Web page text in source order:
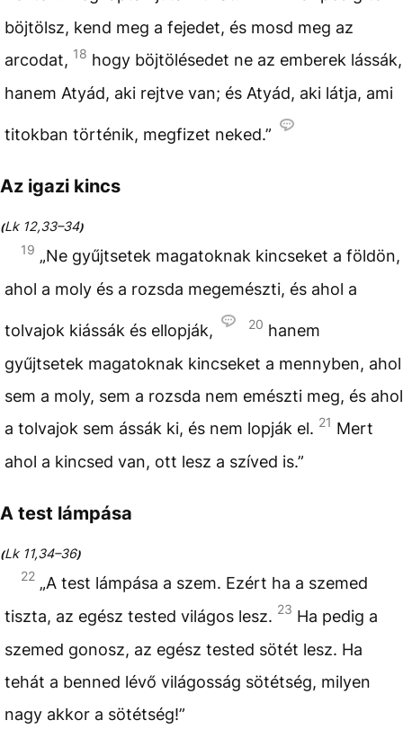
böjtölsz, kend meg a fejedet, és mosd meg az
arcodat, 18 hogy böjtölésedet ne az emberek lássák,
hanem Atyád, aki rejtve van; és Atyád, aki látja, ami
titokban történik, megfizet neked.”
Az igazi kincs
(Lk 12,33–34)
19 „Ne gyűjtsetek magatoknak kincseket a földön,
ahol a moly és a rozsda megemészti, és ahol a
tolvajok kiássák és ellopják, 20 hanem
gyűjtsetek magatoknak kincseket a mennyben, ahol
sem a moly, sem a rozsda nem emészti meg, és ahol
a tolvajok sem ássák ki, és nem lopják el. 21 Mert
ahol a kincsed van, ott lesz a szíved is.”
A test lámpása
(Lk 11,34–36)
22 „A test lámpása a szem. Ezért ha a szemed
tiszta, az egész tested világos lesz. 23 Ha pedig a
szemed gonosz, az egész tested sötét lesz. Ha
tehát a benned lévő világosság sötétség, milyen
nagy akkor a sötétség!”